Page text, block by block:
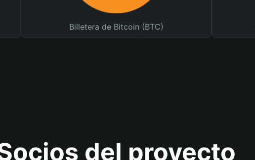
Billetera de Bitcoin (BTC)
del proyecto